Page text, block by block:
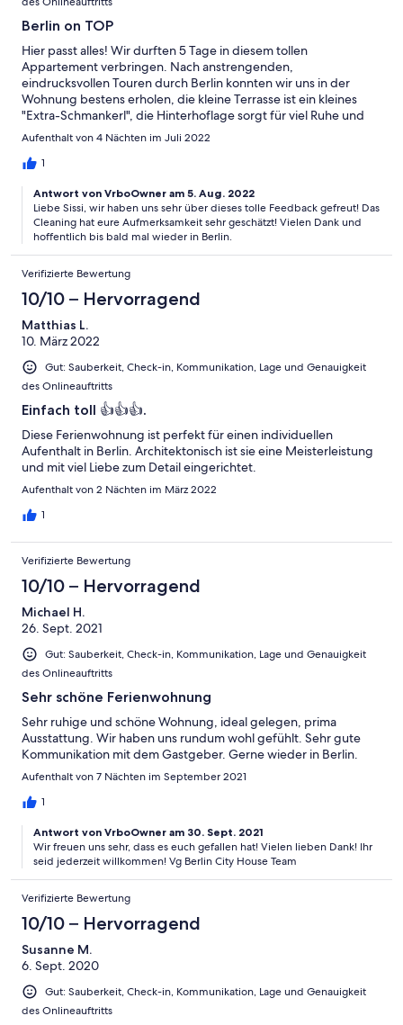
Berlin on TOP
Hier passt alles! Wir durften 5 Tage in diesem tollen
Appartement verbringen. Nach anstrengenden,
eindrucksvollen Touren durch Berlin konnten wir uns in der
Wohnung bestens erholen, die kleine Terrasse ist ein kleines
"Extra-Schmankerl", die Hinterhoflage sorgt für viel Ruhe und
man ist trotzdem "mittendrin" (gute Verkehrsanbindung mit den
sogar ein bisschen mehr. Die Kommunikation mit Julius verlief
Aufenthalt von 4 Nächten im Juli 2022
1
Antwort von VrboOwner am 5. Aug. 2022
Liebe Sissi, wir haben uns sehr über dieses tolle Feedback gefreut! Das
Cleaning hat eure Aufmerksamkeit sehr geschätzt! Vielen Dank und
hoffentlich bis bald mal wieder in Berlin.
Verifizierte Bewertung
10/10 – Hervorragend
Matthias L.
10. März 2022
Gut: Sauberkeit, Check-in, Kommunikation, Lage und Genauigkeit
des Onlineauftritts
Einfach toll 👍👍👍.
Diese Ferienwohnung ist perfekt für einen individuellen
Aufenthalt in Berlin. Architektonisch ist sie eine Meisterleistung
und mit viel Liebe zum Detail eingerichtet.
Aufenthalt von 2 Nächten im März 2022
1
Verifizierte Bewertung
10/10 – Hervorragend
Michael H.
26. Sept. 2021
Gut: Sauberkeit, Check-in, Kommunikation, Lage und Genauigkeit
des Onlineauftritts
Sehr schöne Ferienwohnung
Sehr ruhige und schöne Wohnung, ideal gelegen, prima
Ausstattung. Wir haben uns rundum wohl gefühlt. Sehr gute
Kommunikation mit dem Gastgeber. Gerne wieder in Berlin.
Aufenthalt von 7 Nächten im September 2021
1
Antwort von VrboOwner am 30. Sept. 2021
Wir freuen uns sehr, dass es euch gefallen hat! Vielen lieben Dank! Ihr
seid jederzeit willkommen! Vg Berlin City House Team
Verifizierte Bewertung
10/10 – Hervorragend
Susanne M.
6. Sept. 2020
Gut: Sauberkeit, Check-in, Kommunikation, Lage und Genauigkeit
des Onlineauftritts